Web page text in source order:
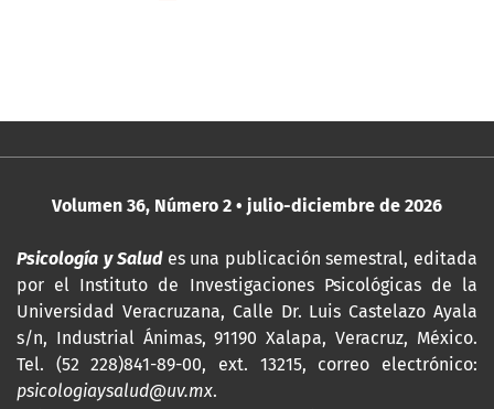
Volumen 36, Número 2 • julio-diciembre de 2026
Psicología y Salud es una publicación semestral, editada
por el Instituto de Investigaciones Psicológicas de la
Universidad Veracruzana, Calle Dr. Luis Castelazo Ayala
s/n, Industrial Ánimas, 91190 Xalapa, Veracruz, México.
Tel. (52 228)841-89-00, ext. 13215, correo electrónico:
psicologiaysalud@uv.mx.